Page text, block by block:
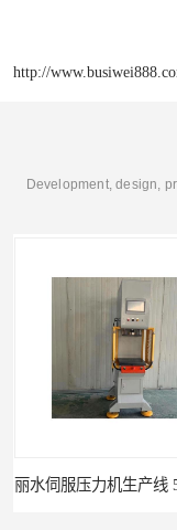
http://
Development, design,